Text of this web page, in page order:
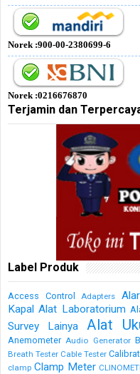
Norek :900-00-2380699-6
Norek :0216676870
Terjamin dan
Label Produk
Access Control Adapters
Kapal Alat Laboratorium
Survey Lainya
Alat
Anemometer Audio Generator
Breath Tester Cable Tester
clamp Clamp Meter